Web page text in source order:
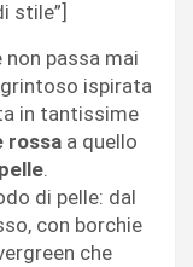
stile”]
non passa mai
ispirata
in tantissime
rossa a quello
.
di pelle: dal
con borchie
che